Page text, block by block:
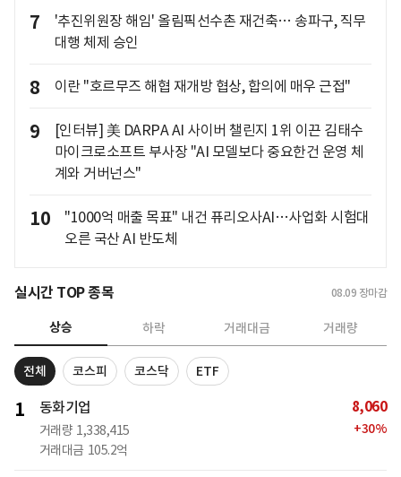
7
'추진위원장 해임' 올림픽선수촌 재건축… 송파구, 직무
대행 체제 승인
8 이란 "호르무즈 해협 재개방 협상, 합의에 매우 근접"
9
[인터뷰] 美 DARPA AI 사이버 챌린지 1위 이끈 김태수
마이크로소프트 부사장 "AI 모델보다 중요한건 운영 체
계와 거버넌스"
10
"1000억 매출 목표" 내건 퓨리오사AI…사업화 시험대
오른 국산 AI 반도체
실시간 TOP 종목 08.09 장마감
상승 하락 거래대금 거래량
전체 코스피 코스닥 ETF
1 동화기업
거래량 1,338,415
거래대금 105.2억
8,060
+30%